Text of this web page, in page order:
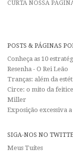
CURTA NOSSA
POSTS & PÁGINAS
Conheça as 10
Resenha - O Rei Leão
Tranças: além da
Circe: o mito da
Miller
Exposição excessiva
SIGA-NOS NO
Meus Tuítes